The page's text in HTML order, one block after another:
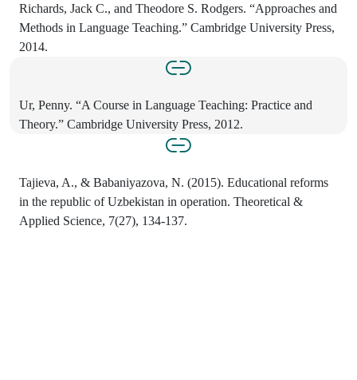
Richards, Jack C., and Theodore S. Rodgers. “Approaches and
Methods in Language Teaching.” Cambridge University Press,
2014.
Ur, Penny. “A Course in Language Teaching: Practice and
Theory.” Cambridge University Press, 2012.
Tajieva, A., & Babaniyazova, N. (2015). Educational reforms
in the republic of Uzbekistan in operation. Theoretical &
Applied Science, 7(27), 134-137.